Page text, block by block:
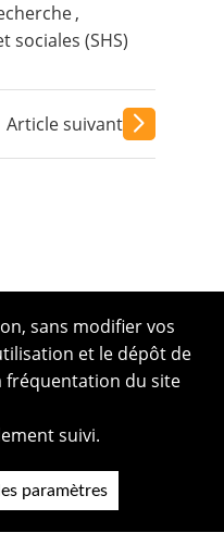
,
sociales (SHS)
Article suivant
sans modifier vos
et le dépôt de
fréquentation du site
suivi.
paramètres